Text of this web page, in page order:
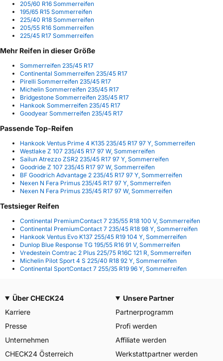
205/60 R16 Sommerreifen
195/65 R15 Sommerreifen
225/40 R18 Sommerreifen
205/55 R16 Sommerreifen
225/45 R17 Sommerreifen
Mehr Reifen in dieser Größe
Sommerreifen 235/45 R17
Continental Sommerreifen 235/45 R17
Pirelli Sommerreifen 235/45 R17
Michelin Sommerreifen 235/45 R17
Bridgestone Sommerreifen 235/45 R17
Hankook Sommerreifen 235/45 R17
Goodyear Sommerreifen 235/45 R17
Passende Top-Reifen
Hankook Ventus Prime 4 K135 235/45 R17 97 Y, Sommerreifen
Westlake Z 107 235/45 R17 97 W, Sommerreifen
Sailun Atrezzo ZSR2 235/45 R17 97 Y, Sommerreifen
Goodride Z 107 235/45 R17 97 W, Sommerreifen
BF Goodrich Advantage 2 235/45 R17 97 Y, Sommerreifen
Nexen N Fera Primus 235/45 R17 97 Y, Sommerreifen
Nexen N Fera Primus 235/45 R17 97 W, Sommerreifen
Testsieger Reifen
Continental PremiumContact 7 235/55 R18 100 V, Sommerreifen
Continental PremiumContact 7 235/45 R18 98 Y, Sommerreifen
Hankook Ventus Evo K137 255/45 R19 104 Y, Sommerreifen
Dunlop Blue Response TG 195/55 R16 91 V, Sommerreifen
Vredestein Comtrac 2 Plus 225/75 R16C 121 R, Sommerreifen
Michelin Pilot Sport 4 S 225/40 R18 92 Y, Sommerreifen
Continental SportContact 7 255/35 R19 96 Y, Sommerreifen
Über CHECK24
Karriere
Presse
Unternehmen
CHECK24 Österreich
Unsere Partner
Partnerprogramm
Profi werden
Affiliate werden
Werkstattpartner werden